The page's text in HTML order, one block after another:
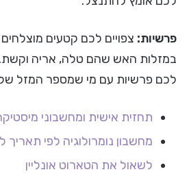
פרשיות: צפויים לכם קטעים
במזלות האש שהם טלה, אריה וקשת.
לכם פרשיות עם מי שמספר המזל
תחזית אישית ומחשבוני
מחשבון נומרולוגיה לפי תאריך
לשאול את הטארוט אונליין